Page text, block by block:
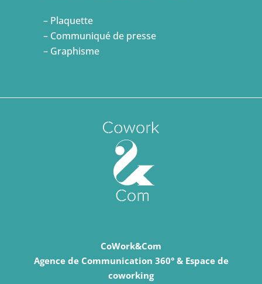
– Plaquette
– Communiqué de presse
– Graphisme
CoWork&Com
Agence de Communication 360° & Espace de
coworking